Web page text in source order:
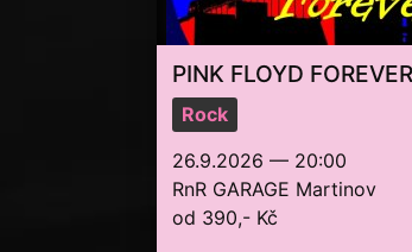
PINK FLOYD FOREVER
Rock
26.9.2026 — 20:00
RnR GARAGE Martinov
od 390,- Kč